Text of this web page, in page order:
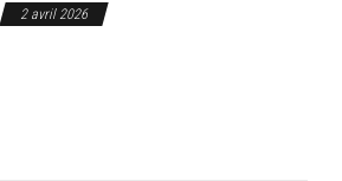
2 avril 2026